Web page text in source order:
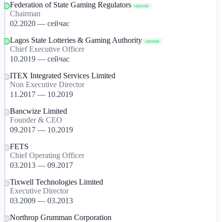
Federation of State Gaming Regulators current
Chairman
02.2020 — сейчас
Lagos State Lotteries & Gaming Authority current
Chief Executive Officer
10.2019 — сейчас
ITEX Integrated Services Limited
Non Executive Director
11.2017 — 10.2019
Bancwize Limited
Founder & CEO
09.2017 — 10.2019
FETS
Chief Operating Officer
03.2013 — 09.2017
Tixwell Technologies Limited
Executive Director
03.2009 — 03.2013
Northrop Grumman Corporation